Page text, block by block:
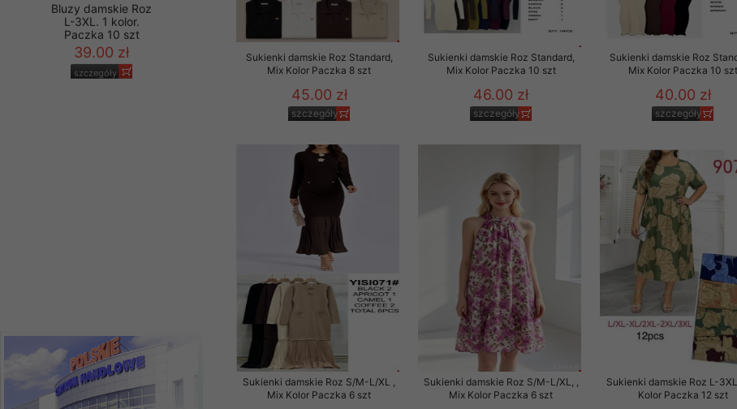
Bluzy damskie Roz
L-3XL. 1 kolor.
Sukienki damskie Roz Standard,
Mix Kolor Paczka 8 szt
45.00 zł
szczegóły
Sukienki damskie Roz Standard,
Mix Kolor Paczka 10 szt
46.00 zł
szczegóły
Sukienki damskie Roz
Mix Kolor Paczka 10 szt
40.00 zł
szczegóły
Sukienki damskie Roz S/M-L/XL ,
Mix Kolor Paczka 6 szt
Sukienki damskie Roz S/M-L/XL, ,
Mix Kolor Paczka 6 szt
Sukienki damskie Roz L-
Kolor Paczka 12 szt